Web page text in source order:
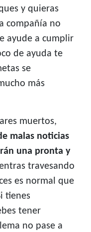
y quieras
compañía no
ayude a cumplir
de ayuda te
se
más
muertos,
malas noticias
una pronta y
travesando
es normal que
tienes
tener
no pase a